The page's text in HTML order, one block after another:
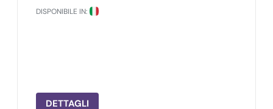
DISPONIBILE IN:
DETTAGLI